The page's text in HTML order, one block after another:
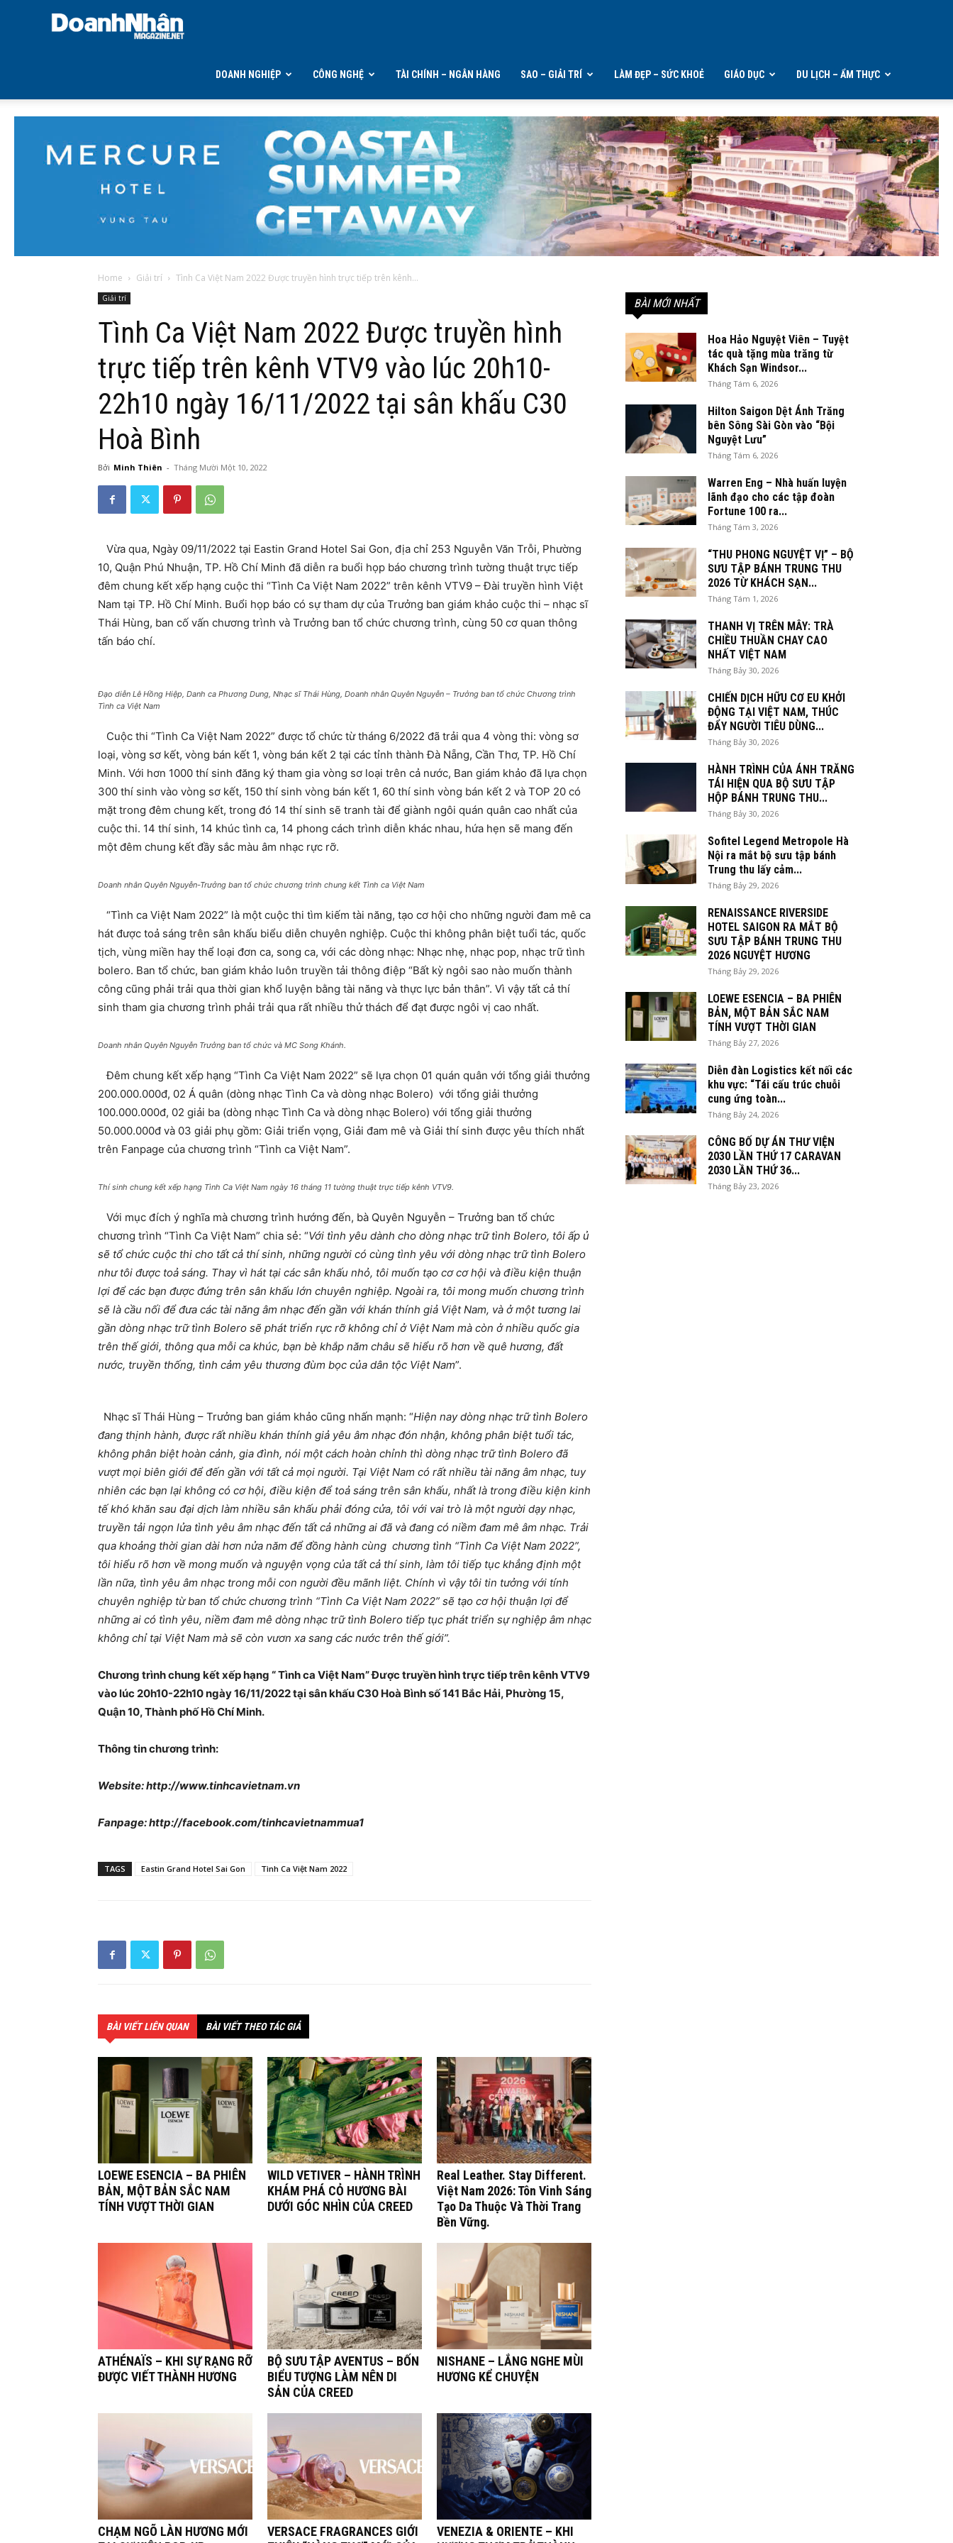
DOANH NGHIỆP CÔNG NGHỆ TÀI CHÍNH – NGÂN HÀNG SAO – GIẢI TRÍ LÀM ĐẸP – SỨC KHOẺ GIÁO DỤC DU LỊCH – ẨM THỰC
Home Giải trí Tình Ca Việt Nam 2022 Được truyền hình trực tiếp trên kênh...
Giải trí
Tình Ca Việt Nam 2022 Được truyền hình
trực tiếp trên kênh VTV9 vào lúc 20h10-
22h10 ngày 16/11/2022 tại sân khấu C30
Hoà Bình
Bởi Minh Thiên - Tháng Mười Một 10, 2022
Vừa qua, Ngày 09/11/2022 tại Eastin Grand Hotel Sai Gon, địa chỉ 253 Nguyễn Văn Trỗi, Phường
10, Quận Phú Nhuận, TP. Hồ Chí Minh đã diễn ra buổi họp báo chương trình tường thuật trực tiếp
đêm chung kết xếp hạng cuộc thi “Tình Ca Việt Nam 2022” trên kênh VTV9 – Đài truyền hình Việt
Nam tại TP. Hồ Chí Minh. Buổi họp báo có sự tham dự của Trưởng ban giám khảo cuộc thi – nhạc sĩ
Thái Hùng, ban cố vấn chương trình và Trưởng ban tổ chức chương trình, cùng 50 cơ quan thông
tấn báo chí.
Đạo diễn Lê Hồng Hiệp, Danh ca Phương Dung, Nhạc sĩ Thái Hùng, Doanh nhân Quyên Nguyễn – Trưởng ban tổ chức Chương trình
Tình ca Việt Nam
Cuộc thi “Tình Ca Việt Nam 2022” được tổ chức từ tháng 6/2022 đã trải qua 4 vòng thi: vòng sơ
loại, vòng sơ kết, vòng bán kết 1, vòng bán kết 2 tại các tỉnh thành Đà Nẵng, Cần Thơ, TP. Hồ Chí
Minh. Với hơn 1000 thí sinh đăng ký tham gia vòng sơ loại trên cả nước, Ban giám khảo đã lựa chọn
300 thí sinh vào vòng sơ kết, 150 thí sinh vòng bán kết 1, 60 thí sinh vòng bán kết 2 và TOP 20 có
mặt trong đêm chung kết, trong đó 14 thí sinh sẽ tranh tài để giành ngôi quán quân cao nhất của
cuộc thi. 14 thí sinh, 14 khúc tình ca, 14 phong cách trình diễn khác nhau, hứa hẹn sẽ mang đến
một đêm chung kết đầy sắc màu âm nhạc rực rỡ.
Doanh nhân Quyên Nguyễn-Trưởng ban tổ chức chương trình chung kết Tình ca Việt Nam
“Tình ca Việt Nam 2022” là một cuộc thi tìm kiếm tài năng, tạo cơ hội cho những người đam mê ca
hát được toả sáng trên sân khấu biểu diễn chuyên nghiệp. Cuộc thi không phân biệt tuổi tác, quốc
tịch, vùng miền hay thể loại đơn ca, song ca, với các dòng nhạc: Nhạc nhẹ, nhạc pop, nhạc trữ tình
bolero. Ban tổ chức, ban giám khảo luôn truyền tải thông điệp “Bất kỳ ngôi sao nào muốn thành
công cũng phải trải qua thời gian khổ luyện bằng tài năng và thực lực bản thân”. Vì vậy tất cả thí
sinh tham gia chương trình phải trải qua rất nhiều thử thách để đạt được ngôi vị cao nhất.
Doanh nhân Quyên Nguyễn Trưởng ban tổ chức và MC Song Khánh.
Đêm chung kết xếp hạng “Tình Ca Việt Nam 2022” sẽ lựa chọn 01 quán quân với tổng giải thưởng
200.000.000đ, 02 Á quân (dòng nhạc Tình Ca và dòng nhạc Bolero) với tổng giải thưởng
100.000.000đ, 02 giải ba (dòng nhạc Tình Ca và dòng nhạc Bolero) với tổng giải thưởng
50.000.000đ và 03 giải phụ gồm: Giải triển vọng, Giải đam mê và Giải thí sinh được yêu thích nhất
trên Fanpage của chương trình “Tình ca Việt Nam”.
Thí sinh chung kết xếp hạng Tình Ca Việt Nam ngày 16 tháng 11 tường thuật trực tiếp kênh VTV9.
Với mục đích ý nghĩa mà chương trình hướng đến, bà Quyên Nguyễn – Trưởng ban tổ chức
chương trình “Tình Ca Việt Nam” chia sẻ: “Với tình yêu dành cho dòng nhạc trữ tình Bolero, tôi ấp ủ
sẽ tổ chức cuộc thi cho tất cả thí sinh, những người có cùng tình yêu với dòng nhạc trữ tình Bolero
như tôi được toả sáng. Thay vì hát tại các sân khấu nhỏ, tôi muốn tạo cơ cơ hội và điều kiện thuận
lợi để các bạn được đứng trên sân khấu lớn chuyên nghiệp. Ngoài ra, tôi mong muốn chương trình
sẽ là cầu nối để đưa các tài năng âm nhạc đến gần với khán thính giả Việt Nam, và ở một tương lai
gần dòng nhạc trữ tình Bolero sẽ phát triển rực rỡ không chỉ ở Việt Nam mà còn ở nhiều quốc gia
trên thế giới, thông qua mỗi ca khúc, bạn bè khắp năm châu sẽ hiểu rõ hơn về quê hương, đất
nước, truyền thống, tình cảm yêu thương đùm bọc của dân tộc Việt Nam”.
Nhạc sĩ Thái Hùng – Trưởng ban giám khảo cũng nhấn mạnh: “Hiện nay dòng nhạc trữ tình Bolero
đang thịnh hành, được rất nhiều khán thính giả yêu âm nhạc đón nhận, không phân biệt tuổi tác,
không phân biệt hoàn cảnh, gia đình, nói một cách hoàn chỉnh thì dòng nhạc trữ tình Bolero đã
vượt mọi biên giới để đến gần với tất cả mọi người. Tại Việt Nam có rất nhiều tài năng âm nhạc, tuy
nhiên các bạn lại không có cơ hội, điều kiện để toả sáng trên sân khấu, nhất là trong điều kiện kinh
tế khó khăn sau đại dịch làm nhiều sân khấu phải đóng cửa, tôi với vai trò là một người dạy nhạc,
truyền tải ngọn lửa tình yêu âm nhạc đến tất cả những ai đã và đang có niềm đam mê âm nhạc. Trải
qua khoảng thời gian dài hơn nửa năm để đồng hành cùng chương tình “Tình Ca Việt Nam 2022”,
tôi hiểu rõ hơn về mong muốn và nguyện vọng của tất cả thí sinh, làm tôi tiếp tục khẳng định một
lần nữa, tình yêu âm nhạc trong mỗi con người đều mãnh liệt. Chính vì vậy tôi tin tưởng với tính
chuyên nghiệp từ ban tổ chức chương trình “Tình Ca Việt Nam 2022” sẽ tạo cơ hội thuận lợi để
những ai có tình yêu, niềm đam mê dòng nhạc trữ tình Bolero tiếp tục phát triển sự nghiệp âm nhạc
không chỉ tại Việt Nam mà sẽ còn vươn xa sang các nước trên thế giới”.
Chương trình chung kết xếp hạng “ Tình ca Việt Nam” Được truyền hình trực tiếp trên kênh VTV9
vào lúc 20h10-22h10 ngày 16/11/2022 tại sân khấu C30 Hoà Bình số 141 Bắc Hải, Phường 15,
Quận 10, Thành phố Hồ Chí Minh.
Thông tin chương trình:
Website: http://www.tinhcavietnam.vn
Fanpage: http://facebook.com/tinhcavietnammua1
TAGS Eastin Grand Hotel Sai Gon Tình Ca Việt Nam 2022
BÀI VIẾT LIÊN QUAN BÀI VIẾT THEO TÁC GIẢ
LOEWE ESENCIA – BA PHIÊN
BẢN, MỘT BẢN SẮC NAM
TÍNH VƯỢT THỜI GIAN
WILD VETIVER – HÀNH TRÌNH
KHÁM PHÁ CỎ HƯƠNG BÀI
DƯỚI GÓC NHÌN CỦA CREED
Real Leather. Stay Different.
Việt Nam 2026: Tôn Vinh Sáng
Tạo Da Thuộc Và Thời Trang
Bền Vững.
ATHÉNAÏS – KHI SỰ RẠNG RỠ
ĐƯỢC VIẾT THÀNH HƯƠNG
BỘ SƯU TẬP AVENTUS – BỐN
BIỂU TƯỢNG LÀM NÊN DI
SẢN CỦA CREED
NISHANE – LẮNG NGHE MÙI
HƯƠNG KỂ CHUYỆN
CHẠM NGÕ LÀN HƯƠNG MỚI
VERSACE FRAGRANCES GIỚI
VENEZIA & ORIENTE – KHI
BÀI MỚI NHẤT
Hoa Hảo Nguyệt Viên – Tuyệt
tác quà tặng mùa trăng từ
Khách Sạn Windsor...
Tháng Tám 6, 2026
Hilton Saigon Dệt Ánh Trăng
bên Sông Sài Gòn vào “Bội
Nguyệt Lưu”
Tháng Tám 6, 2026
Warren Eng – Nhà huấn luyện
lãnh đạo cho các tập đoàn
Fortune 100 ra...
Tháng Tám 3, 2026
“THU PHONG NGUYỆT VỊ” – BỘ
SƯU TẬP BÁNH TRUNG THU
2026 TỪ KHÁCH SẠN...
Tháng Tám 1, 2026
THANH VỊ TRÊN MÂY: TRÀ
CHIỀU THUẦN CHAY CAO
NHẤT VIỆT NAM
Tháng Bảy 30, 2026
CHIẾN DỊCH HỮU CƠ EU KHỞI
ĐỘNG TẠI VIỆT NAM, THÚC
ĐẨY NGƯỜI TIÊU DÙNG...
Tháng Bảy 30, 2026
HÀNH TRÌNH CỦA ÁNH TRĂNG
TÁI HIỆN QUA BỘ SƯU TẬP
HỘP BÁNH TRUNG THU...
Tháng Bảy 30, 2026
Sofitel Legend Metropole Hà
Nội ra mắt bộ sưu tập bánh
Trung thu lấy cảm...
Tháng Bảy 29, 2026
RENAISSANCE RIVERSIDE
HOTEL SAIGON RA MẮT BỘ
SƯU TẬP BÁNH TRUNG THU
2026 NGUYỆT HƯƠNG
Tháng Bảy 29, 2026
LOEWE ESENCIA – BA PHIÊN
BẢN, MỘT BẢN SẮC NAM
TÍNH VƯỢT THỜI GIAN
Tháng Bảy 27, 2026
Diễn đàn Logistics kết nối các
khu vực: “Tái cấu trúc chuỗi
cung ứng toàn...
Tháng Bảy 24, 2026
CÔNG BỐ DỰ ÁN THƯ VIỆN
2030 LẦN THỨ 17 CARAVAN
2030 LẦN THỨ 36...
Tháng Bảy 23, 2026